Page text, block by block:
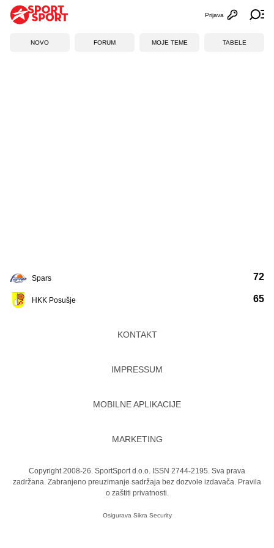
Otvori
Prijava
NOVO FORUM MOJE TEME TABELE
Spars
HKK Posušje
72
65
KONTAKT
IMPRESSUM
MOBILNE APLIKACIJE
MARKETING
Copyright 2008-26. SportSport d.o.o. ISSN 2744-2195. Sva prava
zadržana. Zabranjeno preuzimanje sadržaja bez dozvole izdavača. Pravila
o zaštiti privatnosti.
Osigurava Sikra Security